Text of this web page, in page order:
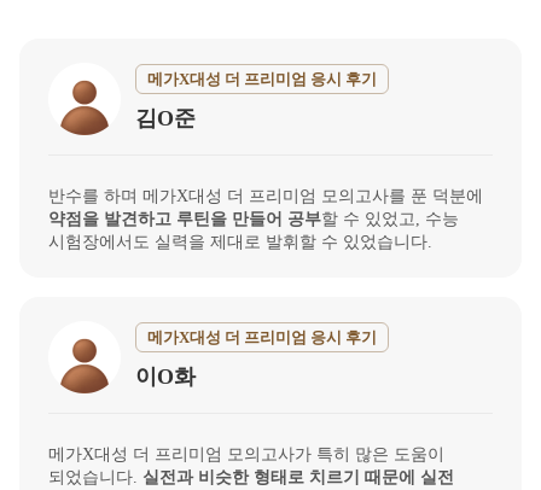
메가X대성 더 프리미엄 응시 후기
김O준
반수를 하며 메가X대성 더 프리미엄 모의고사를 푼 덕분에
약점을 발견하고 루틴을 만들어 공부할 수 있었고, 수능
시험장에서도 실력을 제대로 발휘할 수 있었습니다.
메가X대성 더 프리미엄 응시 후기
이O화
메가X대성 더 프리미엄 모의고사가 특히 많은 도움이
되었습니다. 실전과 비슷한 형태로 치르기 때문에 실전